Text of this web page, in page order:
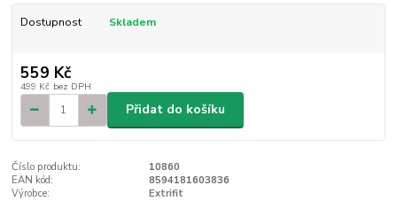
Dostupnost Skladem
559 Kč
499 Kč bez DPH
Přidat do košíku
Číslo produktu:
10860
EAN kód:
8594181603836
Výrobce:
Extrifit